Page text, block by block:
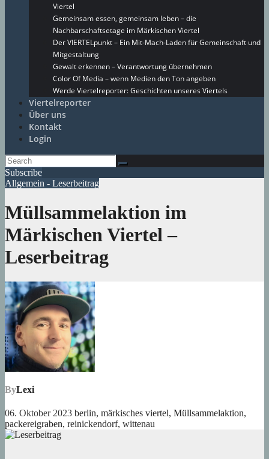
Viertel
Gemeinsam essen, gemeinsam leben – die
Nachbarschaftsetage im Märkischen Viertel
Der VIERTELpunkt – Ein Mit-Mach-Laden für Gemeinschaft und
Mitgestaltung
Gewalt erkennen – Verantwortung übernehmen
Color Of Media – wenn Medien den Ton angeben
Werde Viertelreporter: Geschichten unseres Viertels
Viertelreporter
Über uns
Kontakt
Login
Subscribe
Allgemein - Leserbeitrag
Müllsammelaktion im
Märkischen Viertel –
Leserbeitrag
ByLexi
06. Oktober 2023 berlin, märkisches viertel, Müllsammelaktion,
packereigraben, reinickendorf, wittenau